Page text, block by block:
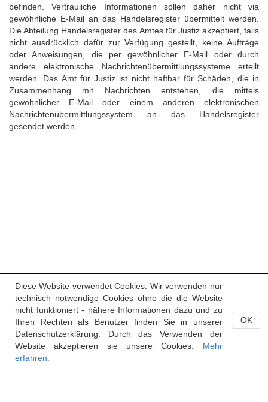
befinden. Vertrauliche Informationen sollen daher nicht via
gewöhnliche E-Mail an das Handelsregister übermittelt werden.
Die Abteilung Handelsregister des Amtes für Justiz akzeptiert, falls
nicht ausdrücklich dafür zur Verfügung gestellt, keine Aufträge
oder Anweisungen, die per gewöhnlicher E-Mail oder durch
andere elektronische Nachrichtenübermittlungssysteme erteilt
werden. Das Amt für Justiz ist nicht haftbar für Schäden, die in
Zusammenhang mit Nachrichten entstehen, die mittels
gewöhnlicher E-Mail oder einem anderen elektronischen
Nachrichtenübermittlungssystem an das Handelsregister
gesendet werden.
Diese Website verwendet Cookies. Wir verwenden nur
technisch notwendige Cookies ohne die die Website
nicht funktioniert - nähere Informationen dazu und zu
Ihren Rechten als Benutzer finden Sie in unserer
Datenschutzerklärung. Durch das Verwenden der
Website akzeptieren sie unsere Cookies. Mehr
erfahren.
OK